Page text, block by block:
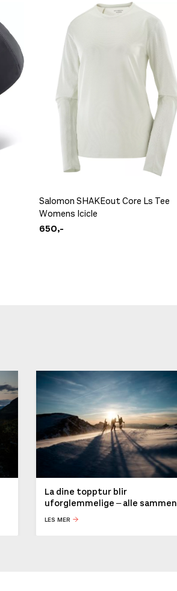
Salomon SHAKEout Core Ls Tee
Womens Icicle
650,-
La dine topptur blir
uforglemmelige – alle sammen
LES MER